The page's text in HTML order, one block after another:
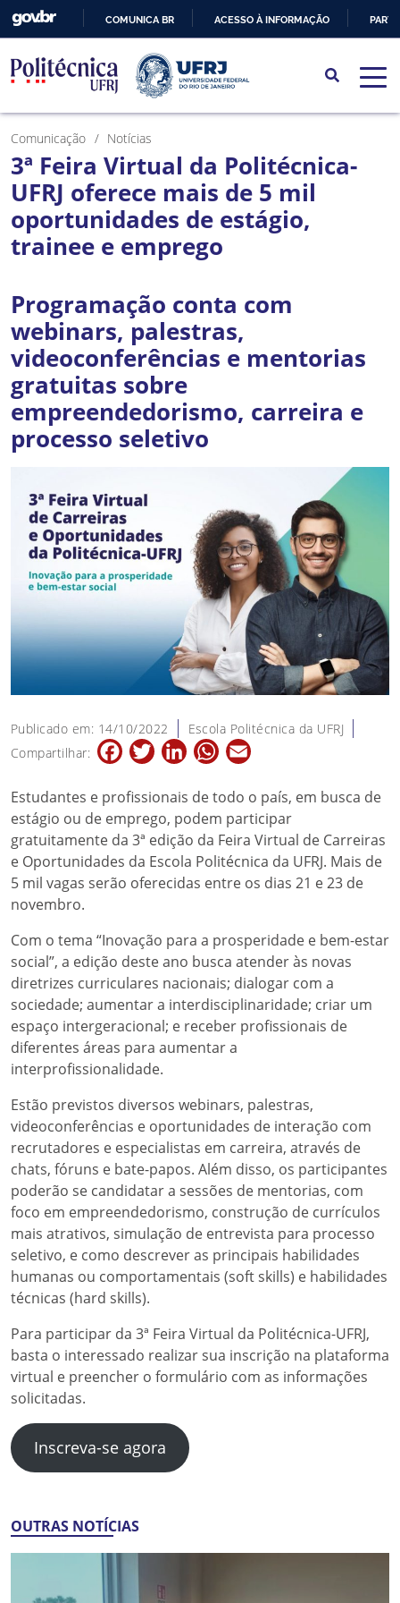
PARA
O
CONTEÚDO
COMUNICA BR ACESSO À INFORMAÇÃO
Comunicação Notícias
3ª Feira Virtual da Politécnica-
UFRJ oferece mais de 5 mil
oportunidades de estágio,
trainee e emprego
Programação conta com
webinars, palestras,
videoconferências e mentorias
gratuitas sobre
empreendedorismo, carreira e
processo seletivo
Publicado em: 14/10/2022
Escola Politécnica da UFRJ
Compartilhar:
FacebookTwitterLinkedInWhatsApp
Estudantes e profissionais de todo o país, em busca de
estágio ou de emprego, podem participar
gratuitamente da 3ª edição da Feira Virtual de Carreiras
e Oportunidades da Escola Politécnica da UFRJ. Mais de
5 mil vagas serão oferecidas entre os dias 21 e 23 de
novembro.
Com o tema “Inovação para a prosperidade e bem-estar
social”, a edição deste ano busca atender às novas
diretrizes curriculares nacionais; dialogar com a
sociedade; aumentar a interdisciplinaridade; criar um
espaço intergeracional; e receber profissionais de
diferentes áreas para aumentar a
interprofissionalidade.
Estão previstos diversos webinars, palestras,
videoconferências e oportunidades de interação com
recrutadores e especialistas em carreira, através de
chats, fóruns e bate-papos. Além disso, os participantes
poderão se candidatar a sessões de mentorias, com
foco em empreendedorismo, construção de currículos
mais atrativos, simulação de entrevista para processo
seletivo, e como descrever as principais habilidades
humanas ou comportamentais (soft skills) e habilidades
técnicas (hard skills).
Para participar da 3ª Feira Virtual da Politécnica-UFRJ,
basta o interessado realizar sua inscrição na plataforma
virtual e preencher o formulário com as informações
solicitadas.
Inscreva-se agora
OUTRAS NOTÍCIAS